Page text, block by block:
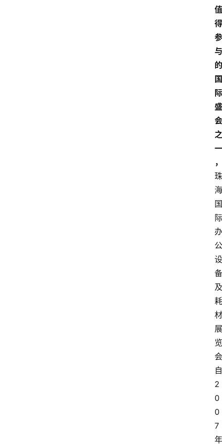
值
得
参
与
的
国
际
盛
会
之
一
，
珠
海
国
际
办
公
设
备
及
耗
材
展
览
会
自
2
0
0
7
年